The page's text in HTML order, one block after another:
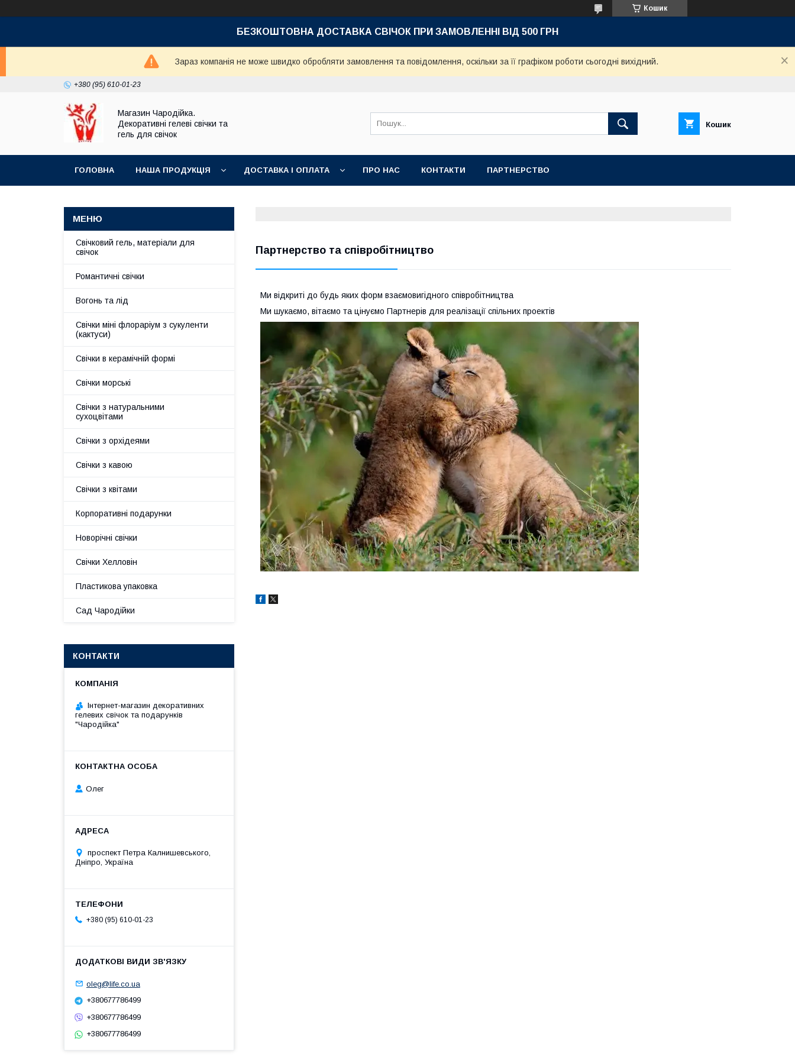
Кошик
БЕЗКОШТОВНА ДОСТАВКА СВІЧОК ПРИ ЗАМОВЛЕННІ ВІД 500 ГРН
Зараз компанія не може швидко обробляти замовлення та повідомлення, оскільки за її графіком роботи сьогодні вихідний.
+380 (95) 610-01-23
Магазин Чародійка.
Декоративні гелеві свічки та
гель для свічок
Кошик
ГОЛОВНА НАША ПРОДУКЦІЯ ДОСТАВКА І ОПЛАТА ПРО НАС КОНТАКТИ ПАРТНЕРСТВО
Партнерство та співробітництво
Ми відкриті до будь яких форм взаємовигідного співробітництва
Ми шукаємо, вітаємо та цінуємо Партнерів для реалізації спільних проектів
Свічковий гель, матеріали для
свічок
Романтичні свічки
Вогонь та лід
Свічки міні флораріум з сукуленти
(кактуси)
Свічки в керамічній формі
Свічки морські
Свічки з натуральними
сухоцвітами
Свічки з орхідеями
Свічки з кавою
Свічки з квітами
Корпоративні подарунки
Новорічні свічки
Свічки Хелловін
Пластикова упаковка
Сад Чародійки
КОНТАКТИ
Інтернет-магазин декоративних
гелевих свічок та подарунків
"Чародійка"
Олег
проспект Петра Калнишевського,
Дніпро, Україна
+380 (95) 610-01-23
oleg@life.co.ua
+380677786499
+380677786499
+380677786499